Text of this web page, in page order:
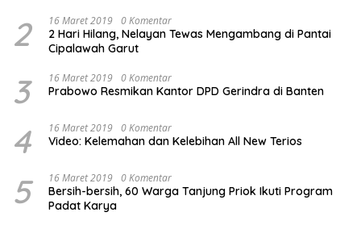
2 16 Maret 2019 0 Komentar
2 Hari Hilang, Nelayan Tewas Mengambang di Pantai
Cipalawah Garut
3 16 Maret 2019 0 Komentar
Prabowo Resmikan Kantor DPD Gerindra di Banten
4 16 Maret 2019 0 Komentar
Video: Kelemahan dan Kelebihan All New Terios
5 16 Maret 2019 0 Komentar
Bersih-bersih, 60 Warga Tanjung Priok Ikuti Program
Padat Karya